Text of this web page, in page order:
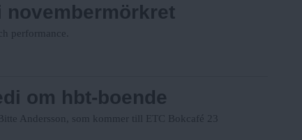
novembermörkret
performance.
om hbt-boende
Andersson, som kommer till ETC Bokcafé 23